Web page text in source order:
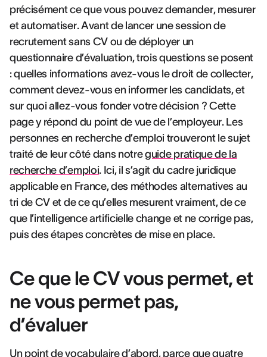
précisément ce que vous pouvez demander, mesurer
et automatiser. Avant de lancer une session de
recrutement sans CV ou de déployer un
questionnaire d’évaluation, trois questions se posent
: quelles informations avez-vous le droit de collecter,
comment devez-vous en informer les candidats, et
sur quoi allez-vous fonder votre décision ? Cette
page y répond du point de vue de l’employeur. Les
personnes en recherche d’emploi trouveront le sujet
traité de leur côté dans notreguide pratique de la
recherche d’emploi. Ici, il s’agit du cadre juridique
applicable en France, des méthodes alternatives au
tri de CV et de ce qu’elles mesurent vraiment, de ce
que l’intelligence artificielle change et ne corrige pas,
puis des étapes concrètes de mise en place.
Ce que le CV vous permet, et
ne vous permet pas,
d’évaluer
Un point de vocabulaire d’abord, parce que quatre